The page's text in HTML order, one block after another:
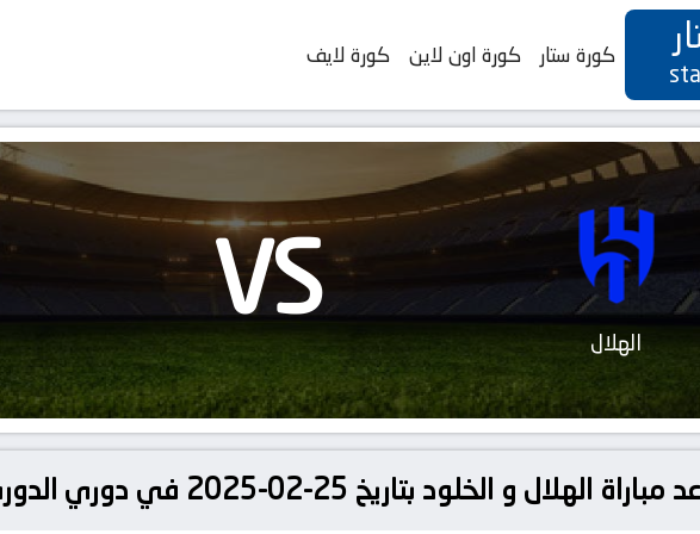
كورة ستار كورة اون لاين كورة لايف
الهلال VS
و الخلود بتاريخ 25-02-2025 في دوري الدوري السعودي للمحترفين